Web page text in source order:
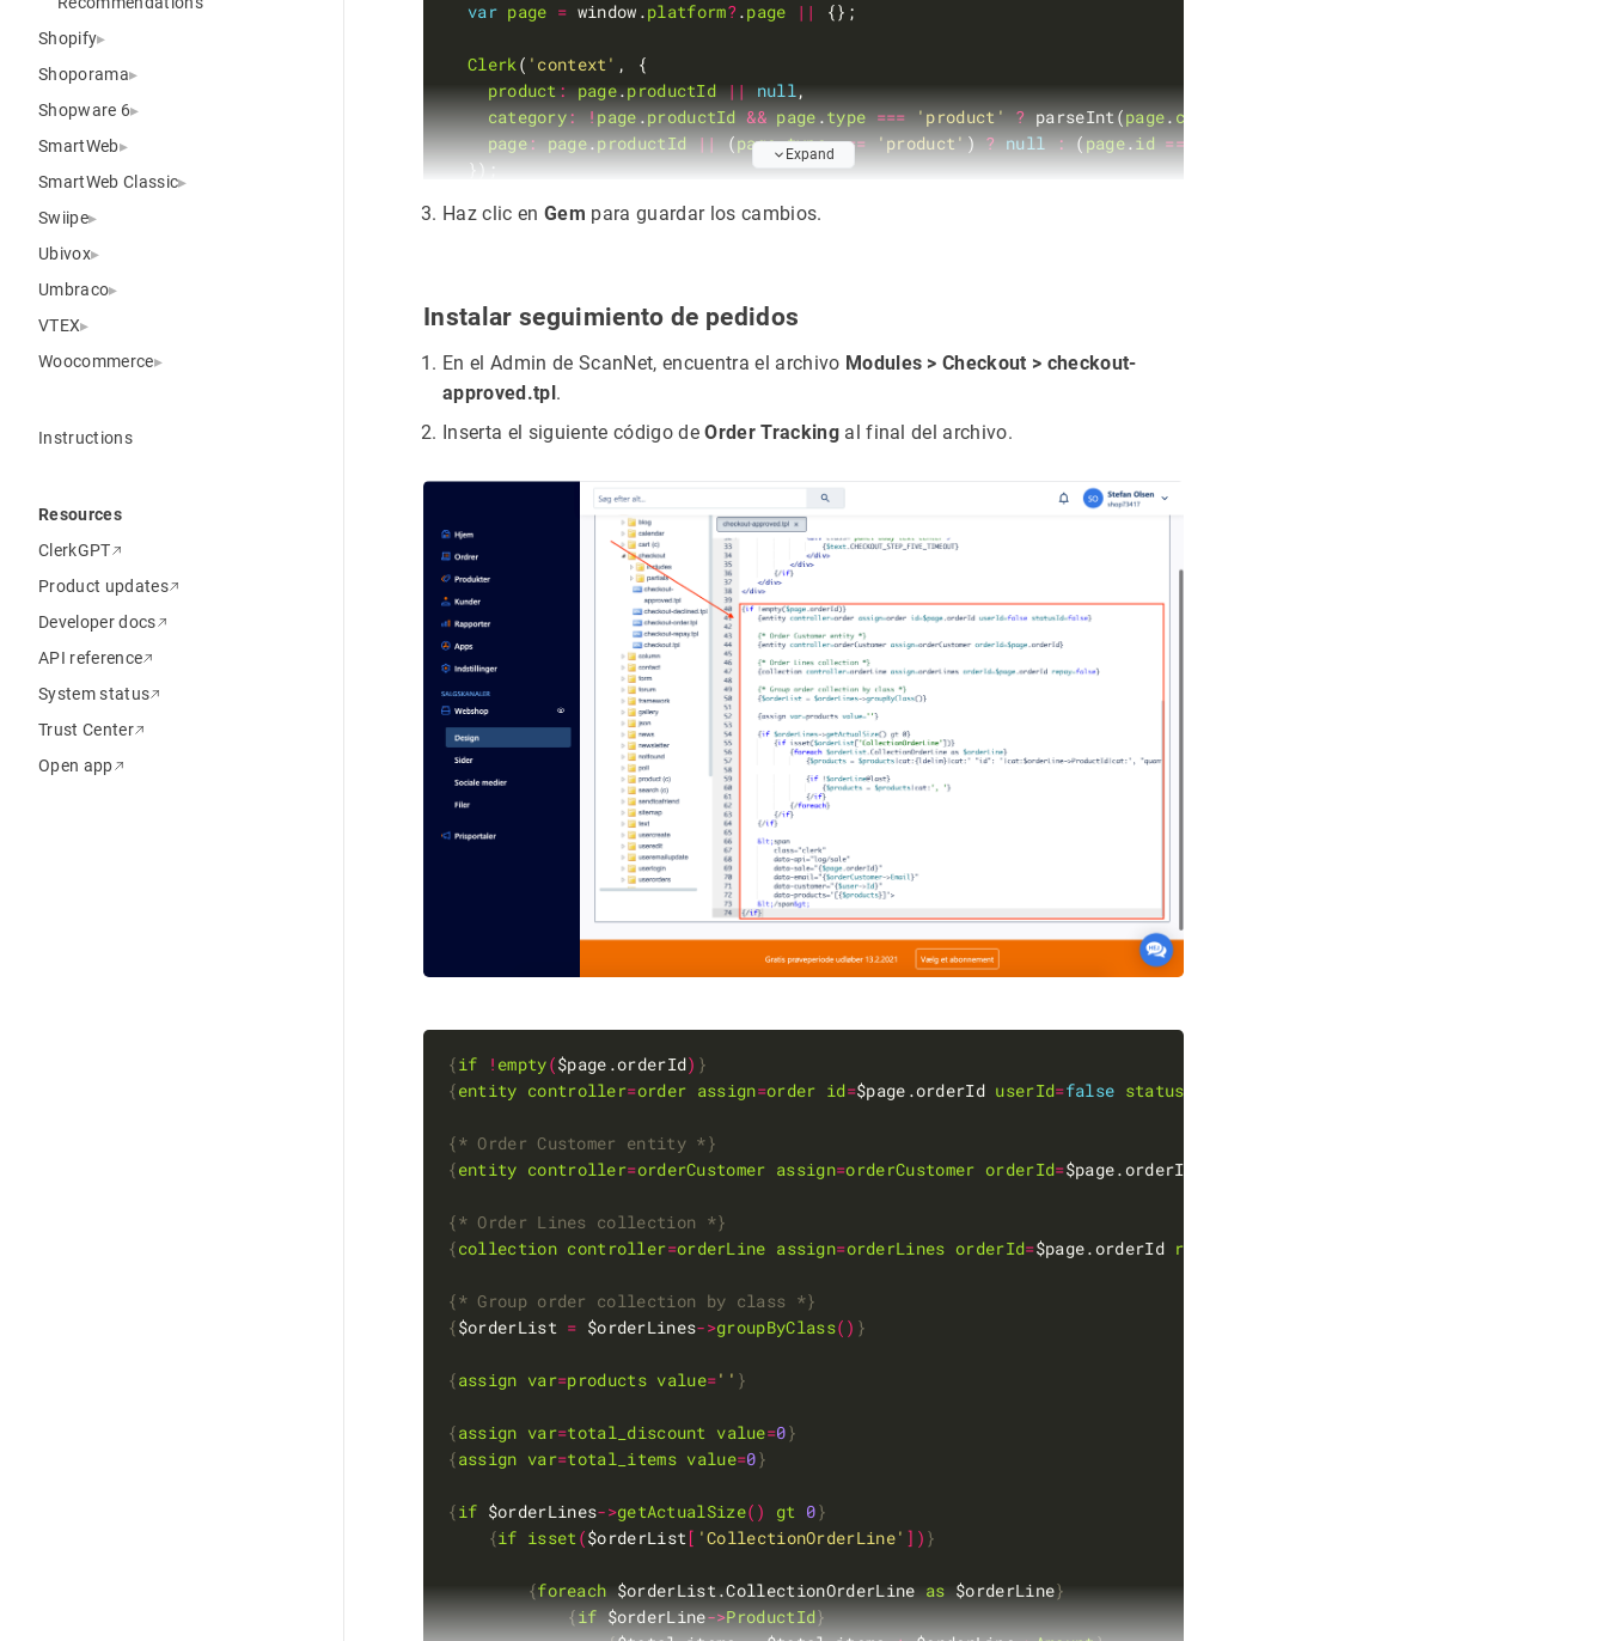
Shopify
Shoporama
Shopware 6
SmartWeb
SmartWeb Classic
Swiipe
Ubivox
Umbraco
VTEX
Woocommerce
Instructions
Resources
ClerkGPT
Product updates
Developer docs
API reference
System status
Trust Center
Open app
var page = window.platform?.page ||
Clerk( 'context'
product: page.productId || null ,
category: !page.productId && page.type === 'product' ? parseInt(page.categoryId
page: page.productId || (page.type === 'product') ? null : (page.id ===
  });
/if}
</ script >
<!-- End of Clerk.io E-commerce Personalisation tool - www.clerk.io -->
Expand
Haz clic en Gem para guardar los cambios.
Instalar seguimiento de pedidos
En el Admin de ScanNet, encuentra el archivo Modules > Checkout > checkout-
approved.tpl .
Inserta el siguiente código deOrder Trackingal final del archivo.
{if ! empty($page.orderId) }
{entity controller=order assign=order id=$page.orderId userId=false statusId
{* Order Customer entity *}
{entity controller=orderCustomer assign=orderCustomer orderId=$page.orderId
{* Order Lines collection *}
{collection controller=orderLine assign=orderLines orderId=$page.orderId repay
{* Group order collection by class *}
{$orderList = $orderLines->groupByClass() }
{assign var=products value='' }
{assign var=total_discount value=0}
{assign var=total_items value=0}
{if $orderLines->getActualSize() gt 0}
{if isset($orderList[ 'CollectionOrderLine' ]) }
{foreach $orderList.CollectionOrderLine as $orderLine}
{if $orderLine->ProductId}